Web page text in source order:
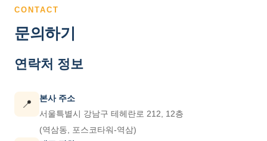
CONTACT
문의하기
연락처 정보
📍
본사 주소
서울특별시 강남구 테헤란로 212, 12층
(역삼동, 포스코타워-역삼)